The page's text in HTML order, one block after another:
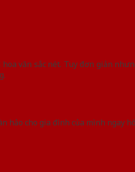
văn sắc nét. Tuy đơn giản
hảo cho gia đình của mình ngay